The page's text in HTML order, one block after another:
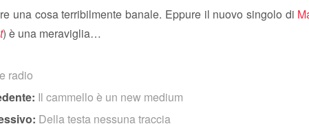
una cosa terribilmente banale. Eppure il nuovo singolo di
) è una meraviglia…
radio
Il cammello è un new medium
Della testa nessuna traccia